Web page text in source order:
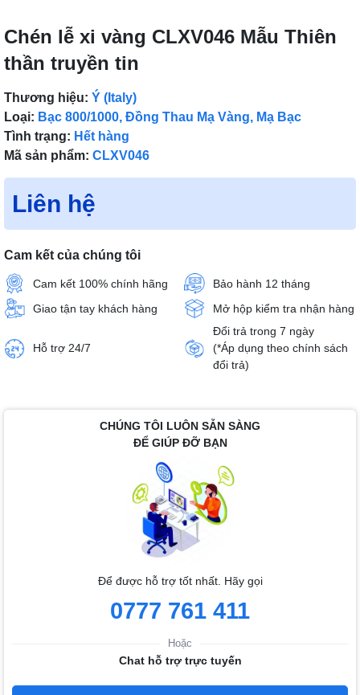
Chén lễ xi vàng CLXV046 Mẫu Thiên
thần truyền tin
Thương hiệu: Ý (Italy)
Loại: Bạc 800/1000, Đồng Thau Mạ Vàng, Mạ Bạc
Tình trạng: Hết hàng
Mã sản phẩm: CLXV046
Liên hệ
Cam kết của chúng tôi
Cam kết 100% chính hãng
Bảo hành 12 tháng
Giao tận tay khách hàng
Mở hộp kiểm tra nhận hàng
Hỗ trợ 24/7
Đổi trả trong 7 ngày
(*Áp dụng theo chính sách
đổi trả)
CHÚNG TÔI LUÔN SẴN SÀNG
ĐỂ GIÚP ĐỠ BẠN
Để được hỗ trợ tốt nhất. Hãy gọi
0777 761 411
Hoặc
Chat hỗ trợ trực tuyến